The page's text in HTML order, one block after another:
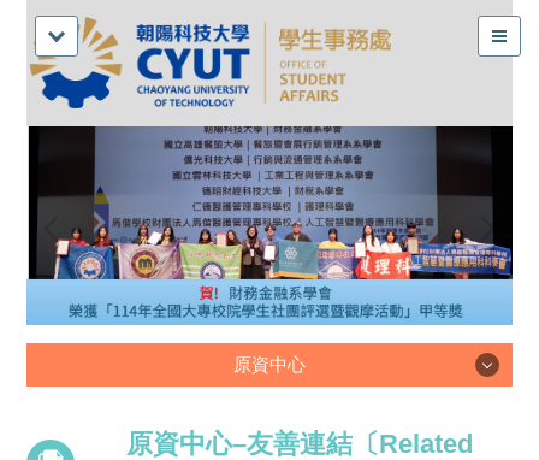
原資中心
原資中心
原資中心–友善連結〔Related